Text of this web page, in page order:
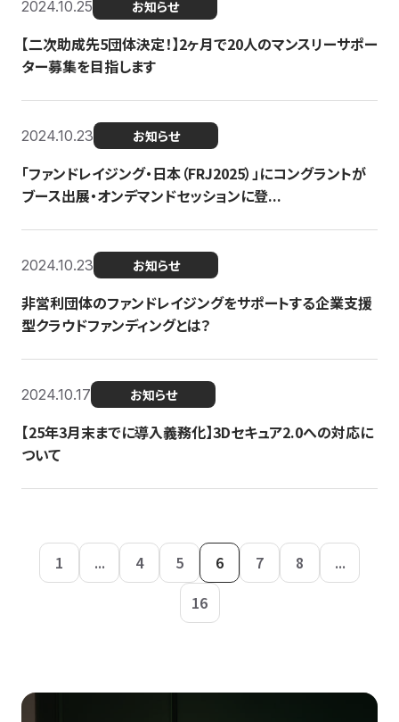
2024.10.25 お知らせ
【二次助成先5団体決定！】2ヶ月で20人のマンスリーサポー
ター募集を目指します
2024.10.23 お知らせ
「ファンドレイジング・日本（FRJ2025）」にコングラントが
ブース出展・オンデマンドセッションに登...
2024.10.23 お知らせ
非営利団体のファンドレイジングをサポートする企業支援
型クラウドファンディングとは？
2024.10.17 お知らせ
【25年3月末までに導入義務化】3Dセキュア2.0への対応に
ついて
1 ... 4 5 6 7 8
...
16